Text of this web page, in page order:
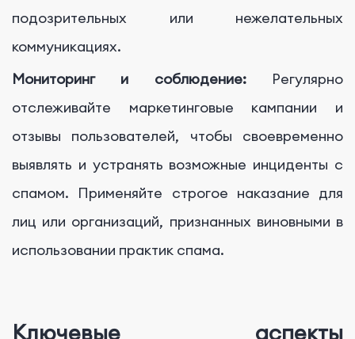
подозрительных или нежелательных
коммуникациях.
Мониторинг и соблюдение:Регулярно
отслеживайте маркетинговые кампании и
отзывы пользователей, чтобы своевременно
выявлять и устранять возможные инциденты с
спамом. Применяйте строгое наказание для
лиц или организаций, признанных виновными в
использовании практик спама.
Ключевые аспекты